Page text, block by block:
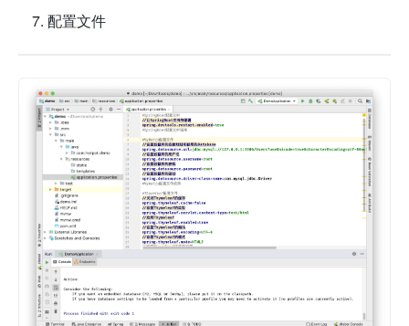
配置文件